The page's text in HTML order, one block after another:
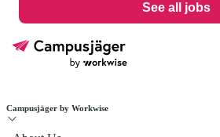
See all jobs
Campusjäger by Workwise